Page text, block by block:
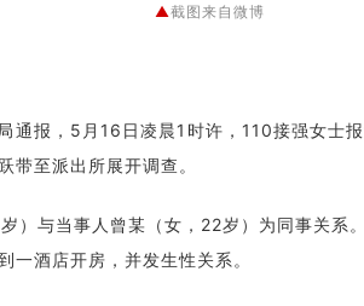
▲截图来自微博
通报，5月16日凌晨1时许，110接强女士
带至派出所展开调查。
）与当事人曾某（女，22岁）为同事关系
一酒店开房，并发生性关系。